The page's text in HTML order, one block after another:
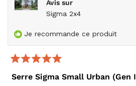
Avis sur
Sigma 2x4
Je recommande ce produit
5
Serre Sigma Small Urban (Gen